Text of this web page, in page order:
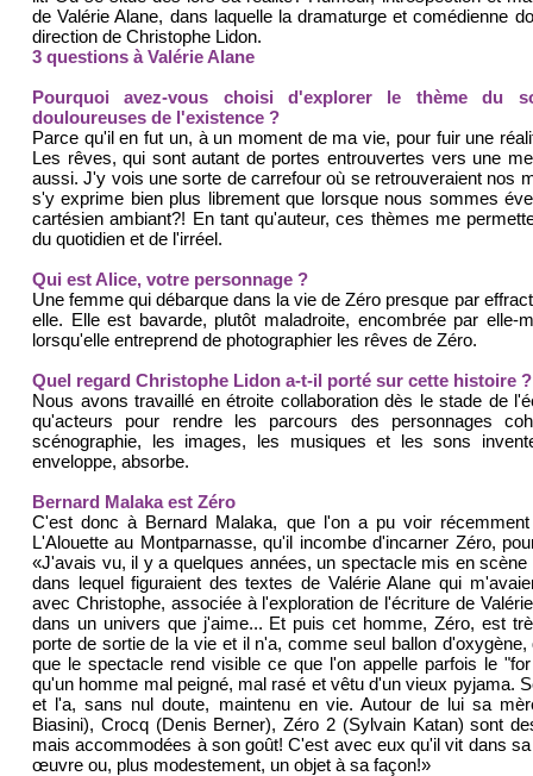
de Valérie Alane, dans laquelle la dramaturge et comédienne
direction de Christophe Lidon.
3 questions à Valérie Alane
Pourquoi avez-vous choisi d'explorer le thème du
douloureuses de l'existence ?
Parce qu'il en fut un, à un moment de ma vie, pour fuir une
Les rêves, qui sont autant de portes entrouvertes vers une
aussi. J'y vois une sorte de carrefour où se retrouveraient nos
s'y exprime bien plus librement que lorsque nous sommes
cartésien ambiant?! En tant qu'auteur, ces thèmes me
du quotidien et de l'irréel.
Qui est Alice, votre personnage ?
Une femme qui débarque dans la vie de Zéro presque par
elle. Elle est bavarde, plutôt maladroite, encombrée par elle-
lorsqu'elle entreprend de photographier les rêves de Zéro.
Quel regard Christophe Lidon a-t-il porté sur cette histoire ?
Nous avons travaillé en étroite collaboration dès le stade de
qu'acteurs pour rendre les parcours des personnages
scénographie, les images, les musiques et les sons
enveloppe, absorbe.
Bernard Malaka est Zéro
C'est donc à Bernard Malaka, que l'on a pu voir
L'Alouette au Montparnasse, qu'il incombe d'incarner Zéro,
«J'avais vu, il y a quelques années, un spectacle mis en
dans lequel figuraient des textes de Valérie Alane qui
avec Christophe, associée à l'exploration de l'écriture de
dans un univers que j'aime... Et puis cet homme, Zéro, est
porte de sortie de la vie et il n'a, comme seul ballon
que le spectacle rend visible ce que l'on appelle parfois le
qu'un homme mal peigné, mal rasé et vêtu d'un vieux pyjama.
et l'a, sans nul doute, maintenu en vie. Autour de lui sa
Biasini), Crocq (Denis Berner), Zéro 2 (Sylvain Katan) sont
mais accommodées à son goût! C'est avec eux qu'il vit dans
œuvre ou, plus modestement, un objet à sa façon!»